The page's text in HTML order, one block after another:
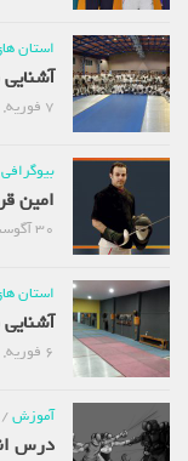
استان های
آشنایی
بیوگرافی
امین
استان های
آشنایی
آموزش/
درس